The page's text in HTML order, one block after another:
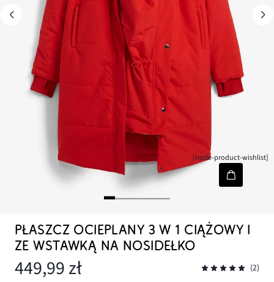
[node-product-wishlist]
PŁASZCZ OCIEPLANY 3 W 1 CIĄŻOWY I
ZE WSTAWKĄ NA NOSIDEŁKO
449,99 zł (2)